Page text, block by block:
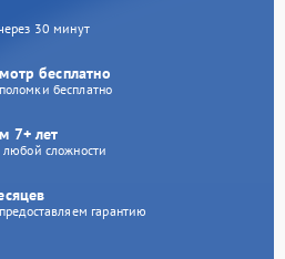
30 минут
бесплатно
бесплатно
7+ лет
сложности
гарантию